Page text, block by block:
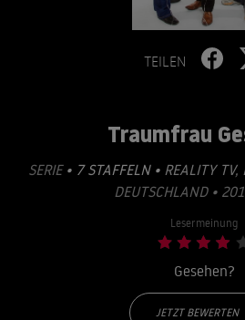
TEILEN
Traumfrau
SERIE • 7 STAFFELN • REALITY TV,
DEUTSCHLAND •
Lesermeinung
Gesehen?
JETZT BEWERTEN